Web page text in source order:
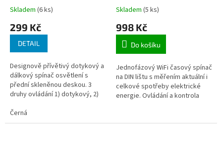
bezdrátový vypínač
osvětlení, max 10A,
ovládání aplikací
TuyaSmart v telefonu, 3
barevné varianty
Skladem (6 ks)
299 Kč
DETAIL
Designově přívětivý dotykový a
dálkový spínač osvětlení s
přední skleněnou deskou. 3
druhy ovládání 1) dotykový, 2)
bezdrátový 433MHz. Pomocí
aplikace...
Černá
spínač a měřič
spotřebované el. energie,
230V, zatížení max. 60A,
určený pro aplikaci
TuyaSmart
Skladem (5 ks)
998 Kč
Do košíku
Jednofázový WiFi časový spínač
na DIN lištu s měřením aktuální i
celkové spotřeby elektrické
energie. Ovládání a kontrola